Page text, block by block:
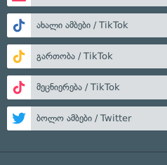
ახალი ამბები / TikTok
გართობა / TikTok
მეცნიერება / TikTok
ბოლო ამბები / Twitter